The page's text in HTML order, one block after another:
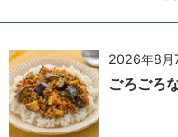
2026年8月
ごろごろ